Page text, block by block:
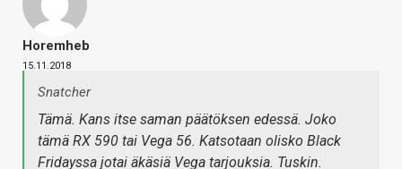
Horemheb
15.11.2018
Snatcher
Tämä. Kans itse saman päätöksen edessä. Joko
tämä RX 590 tai Vega 56. Katsotaan olisko Black
Fridayssa jotai äkäsiä Vega tarjouksia. Tuskin.